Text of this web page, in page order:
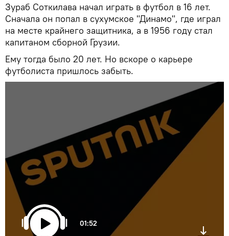
Зураб Соткилава начал играть в футбол в 16 лет.
Сначала он попал в сухумское "Динамо", где играл
на месте крайнего защитника, а в 1956 году стал
капитаном сборной Грузии.
Ему тогда было 20 лет. Но вскоре о карьере
футболиста пришлось забыть.
01:52